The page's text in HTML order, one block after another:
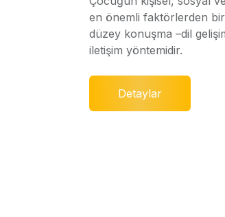
en önemli faktörlerden
düzey konuşma –dil
iletişim yöntemidir.
Detaylar